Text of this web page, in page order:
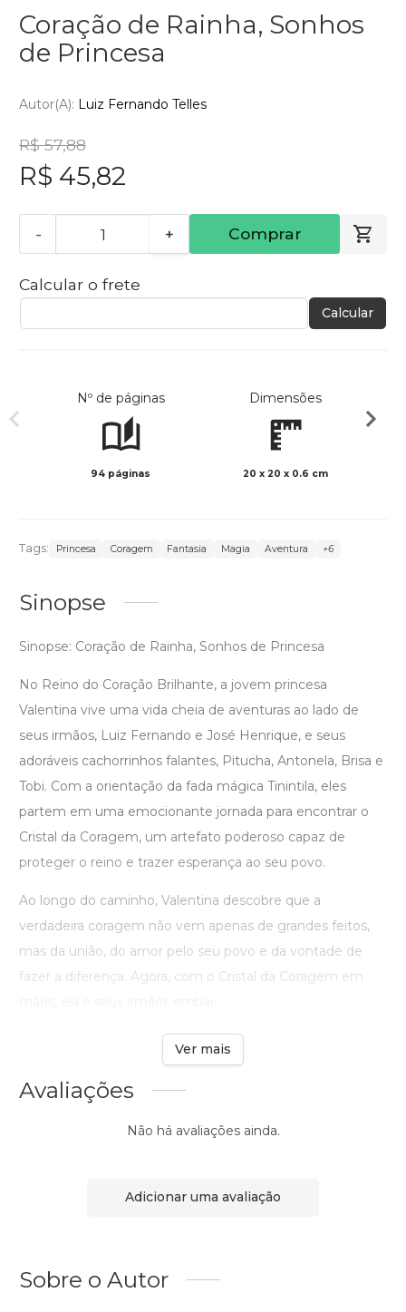
Coração de Rainha, Sonhos
de Princesa
Autor(a): Luiz Fernando Telles
R$ 57,88
R$ 45,82
- + Comprar
Calcular o frete
Calcular
Nº de páginas
94 páginas
Dimensões
20 x 20 x 0.6 cm
Tags: Princesa Coragem Fantasia Magia Aventura +6
Sinopse
Sinopse: Coração de Rainha, Sonhos de Princesa
No Reino do Coração Brilhante, a jovem princesa
Valentina vive uma vida cheia de aventuras ao lado de
seus irmãos, Luiz Fernando e José Henrique, e seus
adoráveis cachorrinhos falantes, Pitucha, Antonela, Brisa e
Tobi. Com a orientação da fada mágica Tinintila, eles
partem em uma emocionante jornada para encontrar o
Cristal da Coragem, um artefato poderoso capaz de
proteger o reino e trazer esperança ao seu povo.
Ao longo do caminho, Valentina descobre que a
verdadeira coragem não vem apenas de grandes feitos,
mas da união, do amor pelo seu povo e da vontade de
fazer a diferença. Agora, com o Cristal da Coragem em
Ver mais
Avaliações
Não há avaliações ainda.
Adicionar uma avaliação
Sobre o Autor